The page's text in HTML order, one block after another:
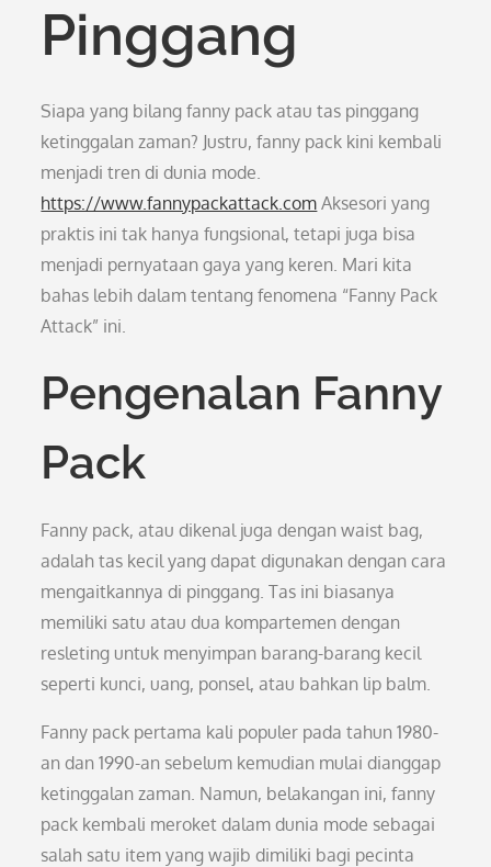
Pinggang
Siapa yang bilang fanny pack atau tas pinggang
ketinggalan zaman? Justru, fanny pack kini kembali
menjadi tren di dunia mode.
https://www.fannypackattack.com Aksesori yang
praktis ini tak hanya fungsional, tetapi juga bisa
menjadi pernyataan gaya yang keren. Mari kita
bahas lebih dalam tentang fenomena “Fanny Pack
Attack” ini.
Pengenalan Fanny
Pack
Fanny pack, atau dikenal juga dengan waist bag,
adalah tas kecil yang dapat digunakan dengan cara
mengaitkannya di pinggang. Tas ini biasanya
memiliki satu atau dua kompartemen dengan
resleting untuk menyimpan barang-barang kecil
seperti kunci, uang, ponsel, atau bahkan lip balm.
Fanny pack pertama kali populer pada tahun 1980-
an dan 1990-an sebelum kemudian mulai dianggap
ketinggalan zaman. Namun, belakangan ini, fanny
pack kembali meroket dalam dunia mode sebagai
salah satu item yang wajib dimiliki bagi pecinta